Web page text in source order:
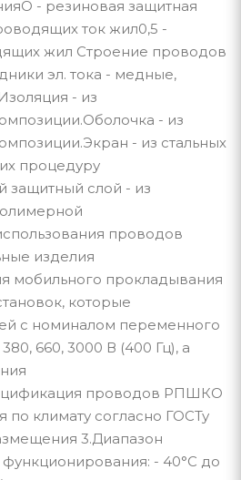
- резиновая защитная
ток жил0,5 -
жил Строение проводов
эл. тока - медные,
- из
- из
- из стальных
процедуру
защитный слой - из
проводов
изделия
мобильного прокладывания
которые
с номиналом переменного
660, 3000 В (400 Гц), а
проводов РПШКО
по климату согласно ГОСТу
3.Диапазон
- 40°С до